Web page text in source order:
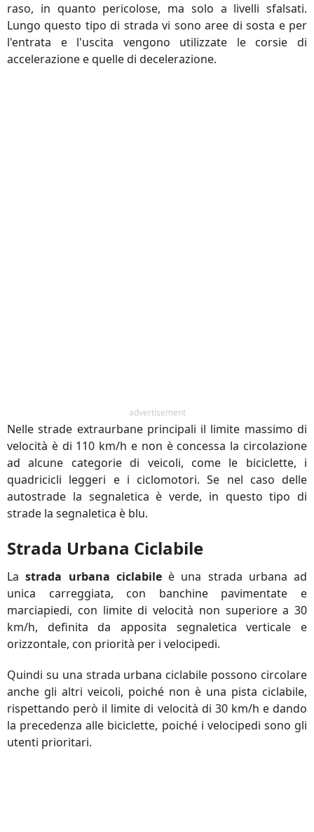
raso, in quanto pericolose, ma solo a livelli sfalsati.
Lungo questo tipo di strada vi sono aree di sosta e per
l'entrata e l'uscita vengono utilizzate le corsie di
accelerazione e quelle di decelerazione.
advertisement
Nelle strade extraurbane principali il limite massimo di
velocità è di 110 km/h e non è concessa la circolazione
ad alcune categorie di veicoli, come le biciclette, i
quadricicli leggeri e i ciclomotori. Se nel caso delle
autostrade la segnaletica è verde, in questo tipo di
strade la segnaletica è blu.
Strada Urbana Ciclabile
Lastrada urbana ciclabileè una strada urbana ad
unica carreggiata, con banchine pavimentate e
marciapiedi, con limite di velocità non superiore a 30
km/h, definita da apposita segnaletica verticale e
orizzontale, con priorità per i velocipedi.
Quindi su una strada urbana ciclabile possono circolare
anche gli altri veicoli, poiché non è una pista ciclabile,
rispettando però il limite di velocità di 30 km/h e dando
la precedenza alle biciclette, poiché i velocipedi sono gli
utenti prioritari.